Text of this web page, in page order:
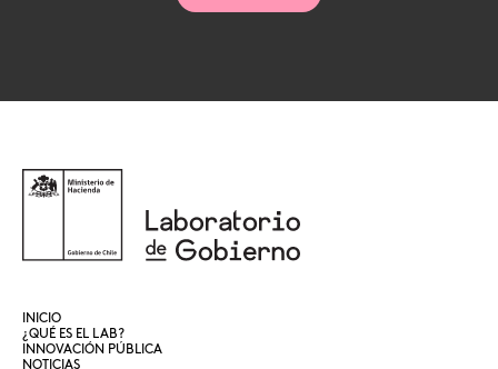
INICIO
¿QUÉ ES EL LAB?
INNOVACIÓN PÚBLICA
NOTICIAS